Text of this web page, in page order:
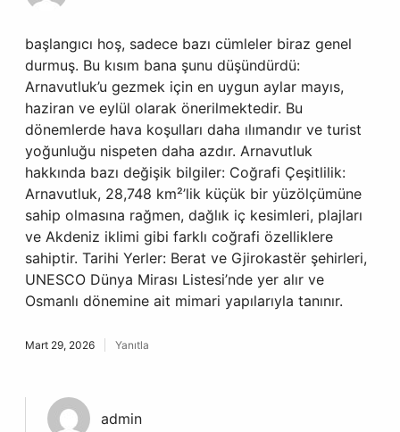
başlangıcı hoş, sadece bazı cümleler biraz genel
durmuş. Bu kısım bana şunu düşündürdü:
Arnavutluk’u gezmek için en uygun aylar mayıs,
haziran ve eylül olarak önerilmektedir. Bu
dönemlerde hava koşulları daha ılımandır ve turist
yoğunluğu nispeten daha azdır. Arnavutluk
hakkında bazı değişik bilgiler: Coğrafi Çeşitlilik:
Arnavutluk, 28,748 km²’lik küçük bir yüzölçümüne
sahip olmasına rağmen, dağlık iç kesimleri, plajları
ve Akdeniz iklimi gibi farklı coğrafi özelliklere
sahiptir. Tarihi Yerler: Berat ve Gjirokastër şehirleri,
UNESCO Dünya Mirası Listesi’nde yer alır ve
Osmanlı dönemine ait mimari yapılarıyla tanınır.
Mart 29, 2026 Yanıtla
admin